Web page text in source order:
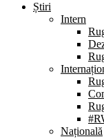
Știri
Intern
Națională